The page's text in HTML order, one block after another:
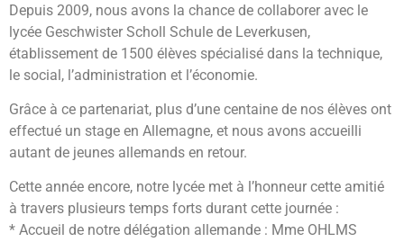
Depuis 2009, nous avons la chance de collaborer avec le
lycée Geschwister Scholl Schule de Leverkusen,
établissement de 1500 élèves spécialisé dans la technique,
le social, l’administration et l’économie.
Grâce à ce partenariat, plus d’une centaine de nos élèves ont
effectué un stage en Allemagne, et nous avons accueilli
autant de jeunes allemands en retour.
Cette année encore, notre lycée met à l’honneur cette amitié
à travers plusieurs temps forts durant cette journée :
* Accueil de notre délégation allemande : Mme OHLMS